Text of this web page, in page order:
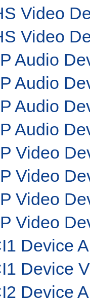
Video
Video
Audio
Audio
Audio
Audio
Video
Video
Video
Video
Device
Device
Device